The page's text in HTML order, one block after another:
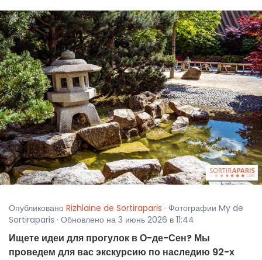
Опубликовано Rizhlaine de Sortiraparis · Фотографии My de
Sortiraparis · Обновлено на 3 июнь 2026 в 11:44
Ищете идеи для прогулок в О-де-Сен? Мы
проведем для вас экскурсию по наследию 92-х